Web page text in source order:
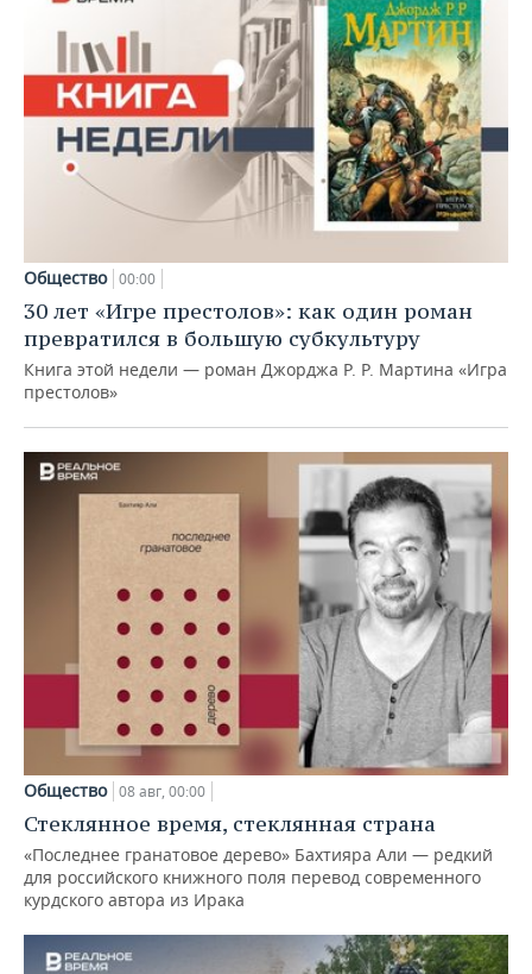
Общество 00:00
30 лет «Игре престолов»: как один роман
превратился в большую субкультуру
Книга этой недели — роман Джорджа Р. Р. Мартина «Игра
престолов»
Общество 08 авг, 00:00
Стеклянное время, стеклянная страна
«Последнее гранатовое дерево» Бахтияра Али — редкий
для российского книжного поля перевод современного
курдского автора из Ирака